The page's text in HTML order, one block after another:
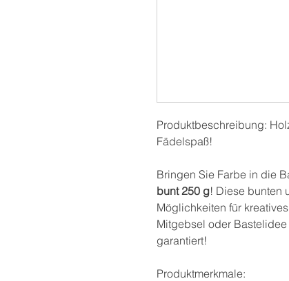
Produktbeschreibung:
Fädelspaß!
Bringen Sie Farbe in die
bunt 250 g! Diese bunten
Möglichkeiten für
Mitgebsel oder
garantiert!
Produktmerkmale: